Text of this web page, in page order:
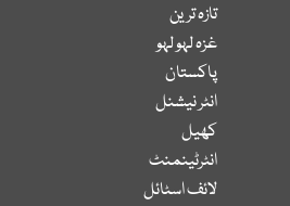
تازہ ترین
غزہ لہو لہو
پاکستان
انٹر نیشنل
کھیل
انٹرٹینمنٹ
لائف اسٹائل